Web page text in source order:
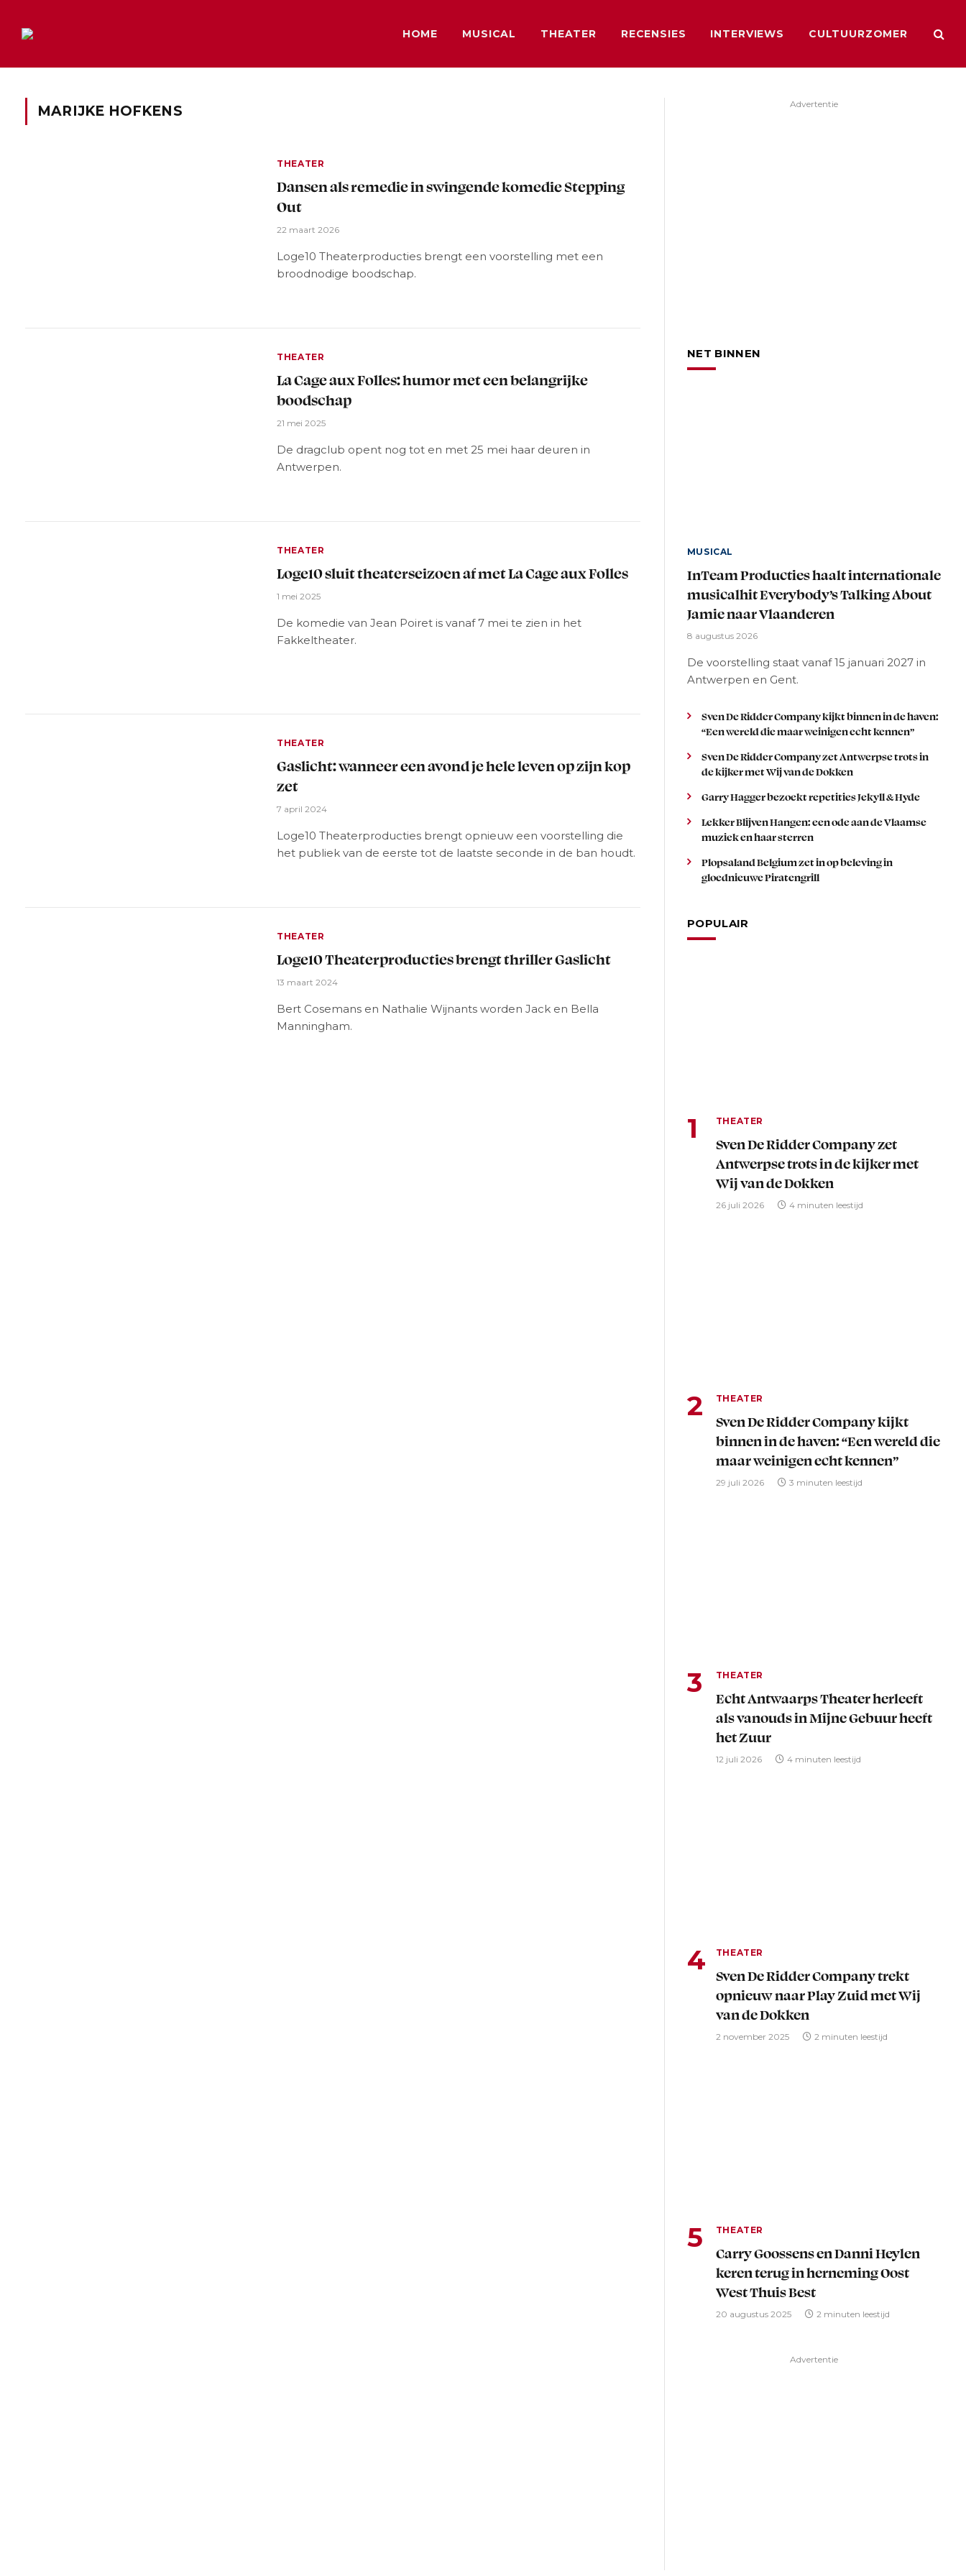
HOME MUSICAL THEATER RECENSIES INTERVIEWS CULTUURZOMER
MARIJKE HOFKENS
THEATER
Dansen als remedie in swingende komedie Stepping
Out
22 maart 2026
Loge10 Theaterproducties brengt een voorstelling met een
broodnodige boodschap.
THEATER
La Cage aux Folles: humor met een belangrijke
boodschap
21 mei 2025
De dragclub opent nog tot en met 25 mei haar deuren in
Antwerpen.
THEATER
Loge10 sluit theaterseizoen af met La Cage aux Folles
1 mei 2025
De komedie van Jean Poiret is vanaf 7 mei te zien in het
Fakkeltheater.
THEATER
Gaslicht: wanneer een avond je hele leven op zijn kop
zet
7 april 2024
Loge10 Theaterproducties brengt opnieuw een voorstelling die
het publiek van de eerste tot de laatste seconde in de ban houdt.
THEATER
Loge10 Theaterproducties brengt thriller Gaslicht
13 maart 2024
Bert Cosemans en Nathalie Wijnants worden Jack en Bella
Manningham.
Advertentie
NET BINNEN
MUSICAL
InTeam Producties haalt internationale
musicalhit Everybody’s Talking About
Jamie naar Vlaanderen
8 augustus 2026
De voorstelling staat vanaf 15 januari 2027 in
Antwerpen en Gent.
Sven De Ridder Company kijkt binnen in de haven:
“Een wereld die maar weinigen echt kennen”
Sven De Ridder Company zet Antwerpse trots in
de kijker met Wij van de Dokken
Garry Hagger bezoekt repetities Jekyll & Hyde
Lekker Blijven Hangen: een ode aan de Vlaamse
muziek en haar sterren
Plopsaland Belgium zet in op beleving in
gloednieuwe Piratengrill
POPULAIR
THEATER
Sven De Ridder Company zet
Antwerpse trots in de kijker met
Wij van de Dokken
26 juli 2026 4 minuten leestijd
THEATER
Sven De Ridder Company kijkt
binnen in de haven: “Een wereld die
maar weinigen echt kennen”
29 juli 2026 3 minuten leestijd
THEATER
Echt Antwaarps Theater herleeft
als vanouds in Mijne Gebuur heeft
het Zuur
12 juli 2026 4 minuten leestijd
THEATER
Sven De Ridder Company trekt
opnieuw naar Play Zuid met Wij
van de Dokken
2 november 2025 2 minuten leestijd
THEATER
Carry Goossens en Danni Heylen
keren terug in herneming Oost
West Thuis Best
20 augustus 2025 2 minuten leestijd
Advertentie